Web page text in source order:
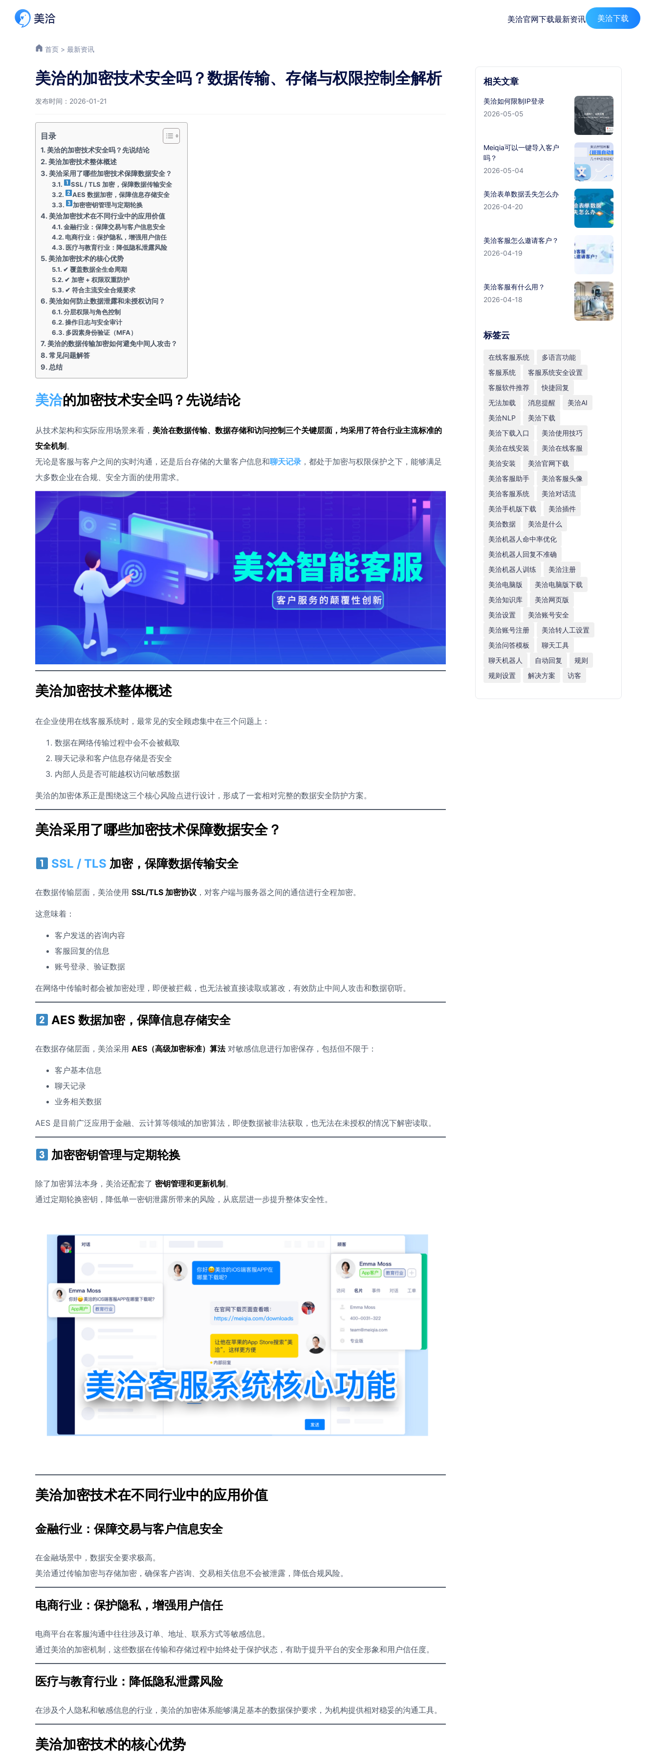
美洽官网下载最新资讯 美洽下载
首页 > 最新资讯
美洽的加密技术安全吗？数据传输、存储与权限控制全解析
发布时间：2026-01-21
目录
美洽的加密技术安全吗？先说结论
美洽加密技术整体概述
美洽采用了哪些加密技术保障数据安全？
SSL / TLS 加密，保障数据传输安全
AES 数据加密，保障信息存储安全
加密密钥管理与定期轮换
美洽加密技术在不同行业中的应用价值
金融行业：保障交易与客户信息安全
电商行业：保护隐私，增强用户信任
医疗与教育行业：降低隐私泄露风险
美洽加密技术的核心优势
✔ 覆盖数据全生命周期
✔ 加密 + 权限双重防护
✔ 符合主流安全合规要求
美洽如何防止数据泄露和未授权访问？
分层权限与角色控制
操作日志与安全审计
多因素身份验证（MFA）
美洽的数据传输加密如何避免中间人攻击？
常见问题解答
总结
美洽的加密技术安全吗？先说结论
从技术架构和实际应用场景来看， 美洽在数据传输、数据存储和访问控制三个关键层面，均采用了符合行业主流标准的
安全机制 。
无论是客服与客户之间的实时沟通，还是后台存储的大量客户信息和聊天记录 ，都处于加密与权限保护之下，能够满足
大多数企业在合规、安全方面的使用需求。
美洽加密技术整体概述
在企业使用在线客服系统时，最常见的安全顾虑集中在三个问题上：
数据在网络传输过程中会不会被截取
聊天记录和客户信息存储是否安全
内部人员是否可能越权访问敏感数据
美洽的加密体系正是围绕这三个核心风险点进行设计，形成了一套相对完整的数据安全防护方案。
美洽采用了哪些加密技术保障数据安全？
SSL / TLS 加密，保障数据传输安全
在数据传输层面，美洽使用 SSL/TLS 加密协议 ，对客户端与服务器之间的通信进行全程加密。
这意味着：
客户发送的咨询内容
客服回复的信息
账号登录、验证数据
在网络中传输时都会被加密处理，即便被拦截，也无法被直接读取或篡改，有效防止中间人攻击和数据窃听。
AES 数据加密，保障信息存储安全
在数据存储层面，美洽采用 AES（高级加密标准）算法对敏感信息进行加密保存，包括但不限于：
客户基本信息
聊天记录
业务相关数据
AES 是目前广泛应用于金融、云计算等领域的加密算法，即使数据被非法获取，也无法在未授权的情况下解密读取。
加密密钥管理与定期轮换
除了加密算法本身，美洽还配套了 密钥管理和更新机制 。
通过定期轮换密钥，降低单一密钥泄露所带来的风险，从底层进一步提升整体安全性。
美洽加密技术在不同行业中的应用价值
金融行业：保障交易与客户信息安全
在金融场景中，数据安全要求极高。
美洽通过传输加密与存储加密，确保客户咨询、交易相关信息不会被泄露，降低合规风险。
电商行业：保护隐私，增强用户信任
电商平台在客服沟通中往往涉及订单、地址、联系方式等敏感信息。
通过美洽的加密机制，这些数据在传输和存储过程中始终处于保护状态，有助于提升平台的安全形象和用户信任度。
医疗与教育行业：降低隐私泄露风险
在涉及个人隐私和敏感信息的行业，美洽的加密体系能够满足基本的数据保护要求，为机构提供相对稳妥的沟通工具。
美洽加密技术的核心优势
相关文章
美洽如何限制IP登录
2026-05-05
Meiqia可以一键导入客户
吗？
2026-05-04
美洽表单数据丢失怎么办
2026-04-20
美洽客服怎么邀请客户？
2026-04-19
美洽客服有什么用？
2026-04-18
标签云
在线客服系统
多语言功能
客服系统
客服系统安全设置
客服软件推荐
快捷回复
无法加载
消息提醒
美洽AI
美洽NLP
美洽下载
美洽下载入口
美洽使用技巧
美洽在线安装
美洽在线客服
美洽安装
美洽官网下载
美洽客服助手
美洽客服头像
美洽客服系统
美洽对话流
美洽手机版下载
美洽插件
美洽数据
美洽是什么
美洽机器人命中率优化
美洽机器人回复不准确
美洽机器人训练
美洽注册
美洽电脑版
美洽电脑版下载
美洽知识库
美洽网页版
美洽设置
美洽账号安全
美洽账号注册
美洽转人工设置
美洽问答模板
聊天工具
聊天机器人
自动回复
规则
规则设置
解决方案 访客